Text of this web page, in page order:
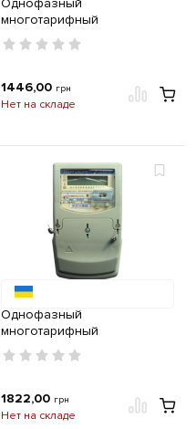
Однофазный
многотарифный
электросчетчик 1-элем. CE
102-U R5 145 JU 230В (5-
1446,00 грн
Нет на складе
Однофазный
многотарифный
электросчетчик CE 102-U S7
148 AVU 220В 10(100)А
1822,00 грн
Нет на складе